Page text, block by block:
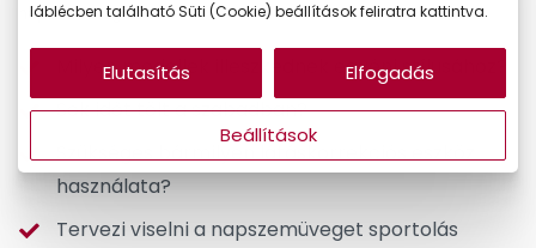
napszemüveget?
Milyen modellek illeszkednek egyéni stílusához?
Sok időt tölt a szabadban?
Szükséges bármilyen látáskorrekciós eszköz
használata?
Tervezi viselni a napszemüveget sportolás
láblécben található Süti (Cookie) beállítások feliratra kattintva.
Beállítások
Elutasítás Elfogadás